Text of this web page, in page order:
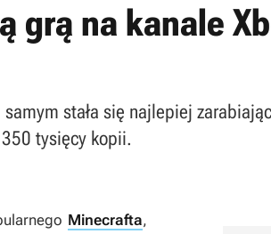
grą na kanale
stała się najlepiej
350 tysięcy kopii.
Minecrafta,